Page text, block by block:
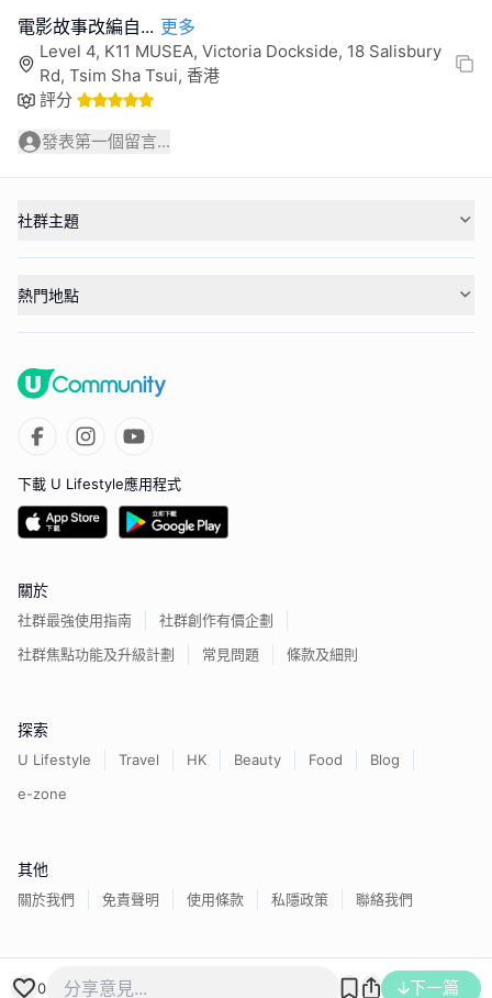
電影故事改編自... 更多
Level 4, K11 MUSEA, Victoria Dockside, 18 Salisbury
Rd, Tsim Sha Tsui, 香港
評分
發表第一個留言...
0 下一篇
社群主題
熱門地點
下載 U Lifestyle應用程式
關於
社群最強使用指南
社群創作有價企劃
社群焦點功能及升級計劃
常見問題 條款及細則
探索
U Lifestyle Travel HK Beauty Food
Blog
e-zone
其他
關於我們 免責聲明 使用條款 私隱政策 聯絡我們
香港經濟日報版權所有©